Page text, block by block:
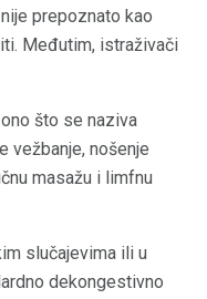
prepoznato kao
Međutim, istraživači
što se naziva
vežbanje, nošenje
masažu i limfnu
slučajevima ili u
dekongestivno